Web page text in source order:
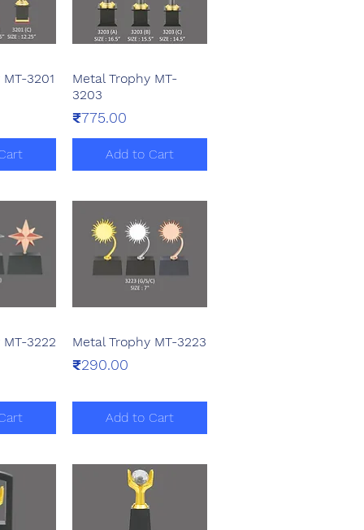
3201 Quick View
Metal Trophy MT-
3203
Price
₹775.00
Add to Cart
3222 Quick View
Metal Trophy MT-3223
Price
₹290.00
Add to Cart